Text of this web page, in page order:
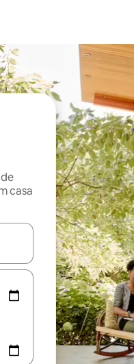
casa
os usando as seta